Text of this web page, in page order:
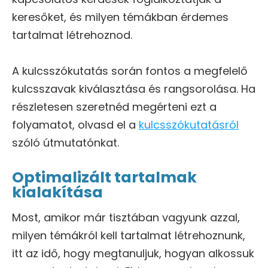
keresőket, és milyen témákban érdemes
tartalmat létrehoznod.
A kulcsszókutatás során fontos a megfelelő
kulcsszavak kiválasztása és rangsorolása. Ha
részletesen szeretnéd megérteni ezt a
folyamatot, olvasd el a kulcsszókutatásról
szóló útmutatónkat.
Optimalizált tartalmak
kialakítása
Most, amikor már tisztában vagyunk azzal,
milyen témákról kell tartalmat létrehoznunk,
itt az idő, hogy megtanuljuk, hogyan alkossuk